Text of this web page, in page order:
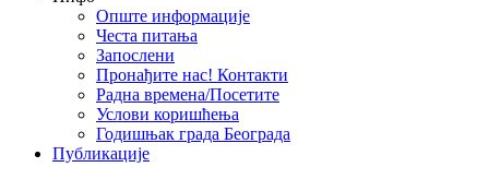
Опште информације
Честа питања
Запослени
Пронађите нас! Контакти
Радна времена/Посетите
Услови коришћења
Годишњак града Београда
Публикације